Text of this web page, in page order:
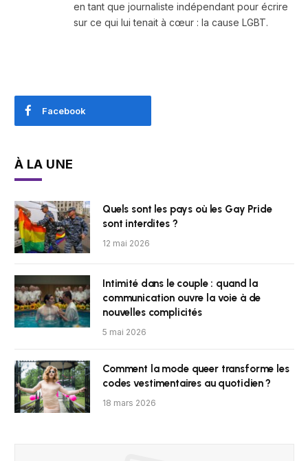
en tant que journaliste indépendant pour écrire
sur ce qui lui tenait à cœur : la cause LGBT.
Facebook
À LA UNE
Quels sont les pays où les Gay Pride
sont interdites ?
12 mai 2026
Intimité dans le couple : quand la
communication ouvre la voie à de
nouvelles complicités
5 mai 2026
Comment la mode queer transforme les
codes vestimentaires au quotidien ?
18 mars 2026